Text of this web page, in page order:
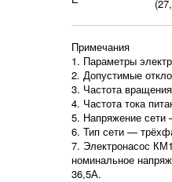
Примечания
1. Параметры
2. Допустимые
3. Частота
4. Частота тока
5. Напряжение
6. Тип сети —
7. Электронасос
номинальное
36,5А.